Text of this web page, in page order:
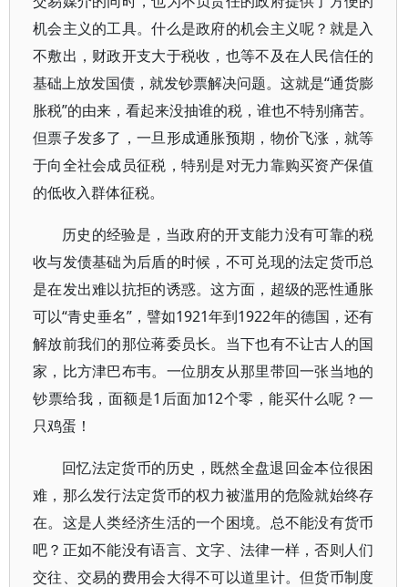
机会主义的工具。什么是政府的机会主义呢？就是入
不敷出，财政开支大于税收，也等不及在人民信任的
基础上放发国债，就发钞票解决问题。这就是“通货膨
胀税”的由来，看起来没抽谁的税，谁也不特别痛苦。
但票子发多了，一旦形成通胀预期，物价飞涨，就等
于向全社会成员征税，特别是对无力靠购买资产保值
的低收入群体征税。
历史的经验是，当政府的开支能力没有可靠的税
收与发债基础为后盾的时候，不可兑现的法定货币总
是在发出难以抗拒的诱惑。这方面，超级的恶性通胀
可以“青史垂名”，譬如1921年到1922年的德国，还有
解放前我们的那位蒋委员长。当下也有不让古人的国
家，比方津巴布韦。一位朋友从那里带回一张当地的
钞票给我，面额是1后面加12个零，能买什么呢？一
只鸡蛋！
回忆法定货币的历史，既然全盘退回金本位很困
难，那么发行法定货币的权力被滥用的危险就始终存
在。这是人类经济生活的一个困境。总不能没有货币
吧？正如不能没有语言、文字、法律一样，否则人们
交往、交易的费用会大得不可以道里计。但货币制度